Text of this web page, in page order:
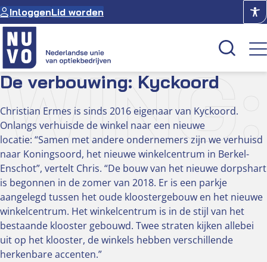
Ga
naar
de
inhoud
InloggenLid worden
Kenniscentrum
Academie
Over NUVO
Oculus
Optiekcentrum
De verbouwing: Kyckoord
Christian Ermes is sinds 2016 eigenaar van Kyckoord.
Onlangs verhuisde de winkel naar een nieuwe
locatie: “Samen met andere ondernemers zijn we verhuisd
naar Koningsoord, het nieuwe winkelcentrum in Berkel-
Enschot”, vertelt Chris. “De bouw van het nieuwe dorpshart
is begonnen in de zomer van 2018. Er is een parkje
aangelegd tussen het oude kloostergebouw en het nieuwe
winkelcentrum. Het winkelcentrum is in de stijl van het
bestaande klooster gebouwd. Twee straten kijken allebei
uit op het klooster, de winkels hebben verschillende
herkenbare accenten.”